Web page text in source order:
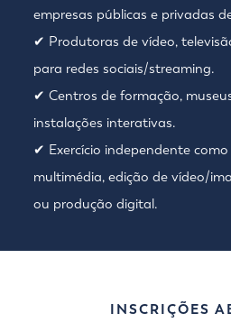
empresas públicas e privadas
✔ Produtoras de vídeo,
para redes sociais/streaming.
✔ Centros de formação,
instalações interativas.
✔ Exercício independente
multimédia, edição de vídeo/
ou produção digital.
INSCRIÇÕES